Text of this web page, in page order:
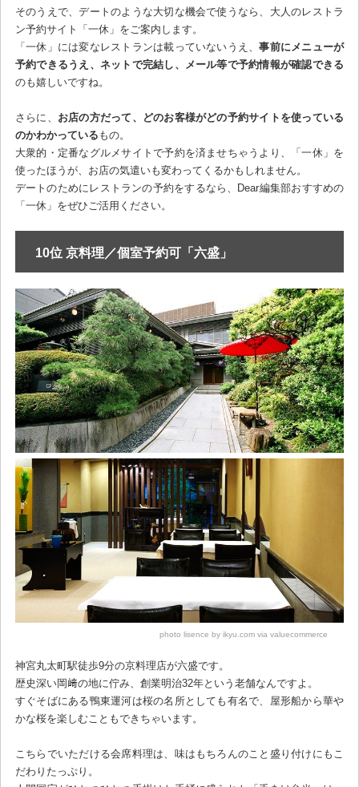
そのうえで、デートのような大切な機会で使うなら、大人のレストラ
ン予約サイト「一休」をご案内します。
「一休」には変なレストランは載っていないうえ、事前にメニューが
予約できるうえ、ネットで完結し、メール等で予約情報が確認できる
のも嬉しいですね。
さらに、 お店の方だって、どのお客様がどの予約サイトを使っている
のかわかっている もの。
大衆的・定番なグルメサイトで予約を済ませちゃうより、「一休」を
使ったほうが、お店の気遣いも変わってくるかもしれません。
デートのためにレストランの予約をするなら、Dear編集部おすすめの
「一休」をぜひご活用ください。
10位 京料理／個室予約可「六盛」
photo lisence by ikyu.com via valuecommerce
神宮丸太町駅徒歩9分の京料理店が六盛です。
歴史深い岡﨑の地に佇み、創業明治32年という老舗なんですよ。
すぐそばにある鴨東運河は桜の名所としても有名で、屋形船から華や
かな桜を楽しむこともできちゃいます。
こちらでいただける会席料理は、味はもちろんのこと盛り付けにもこ
だわりたっぷり。